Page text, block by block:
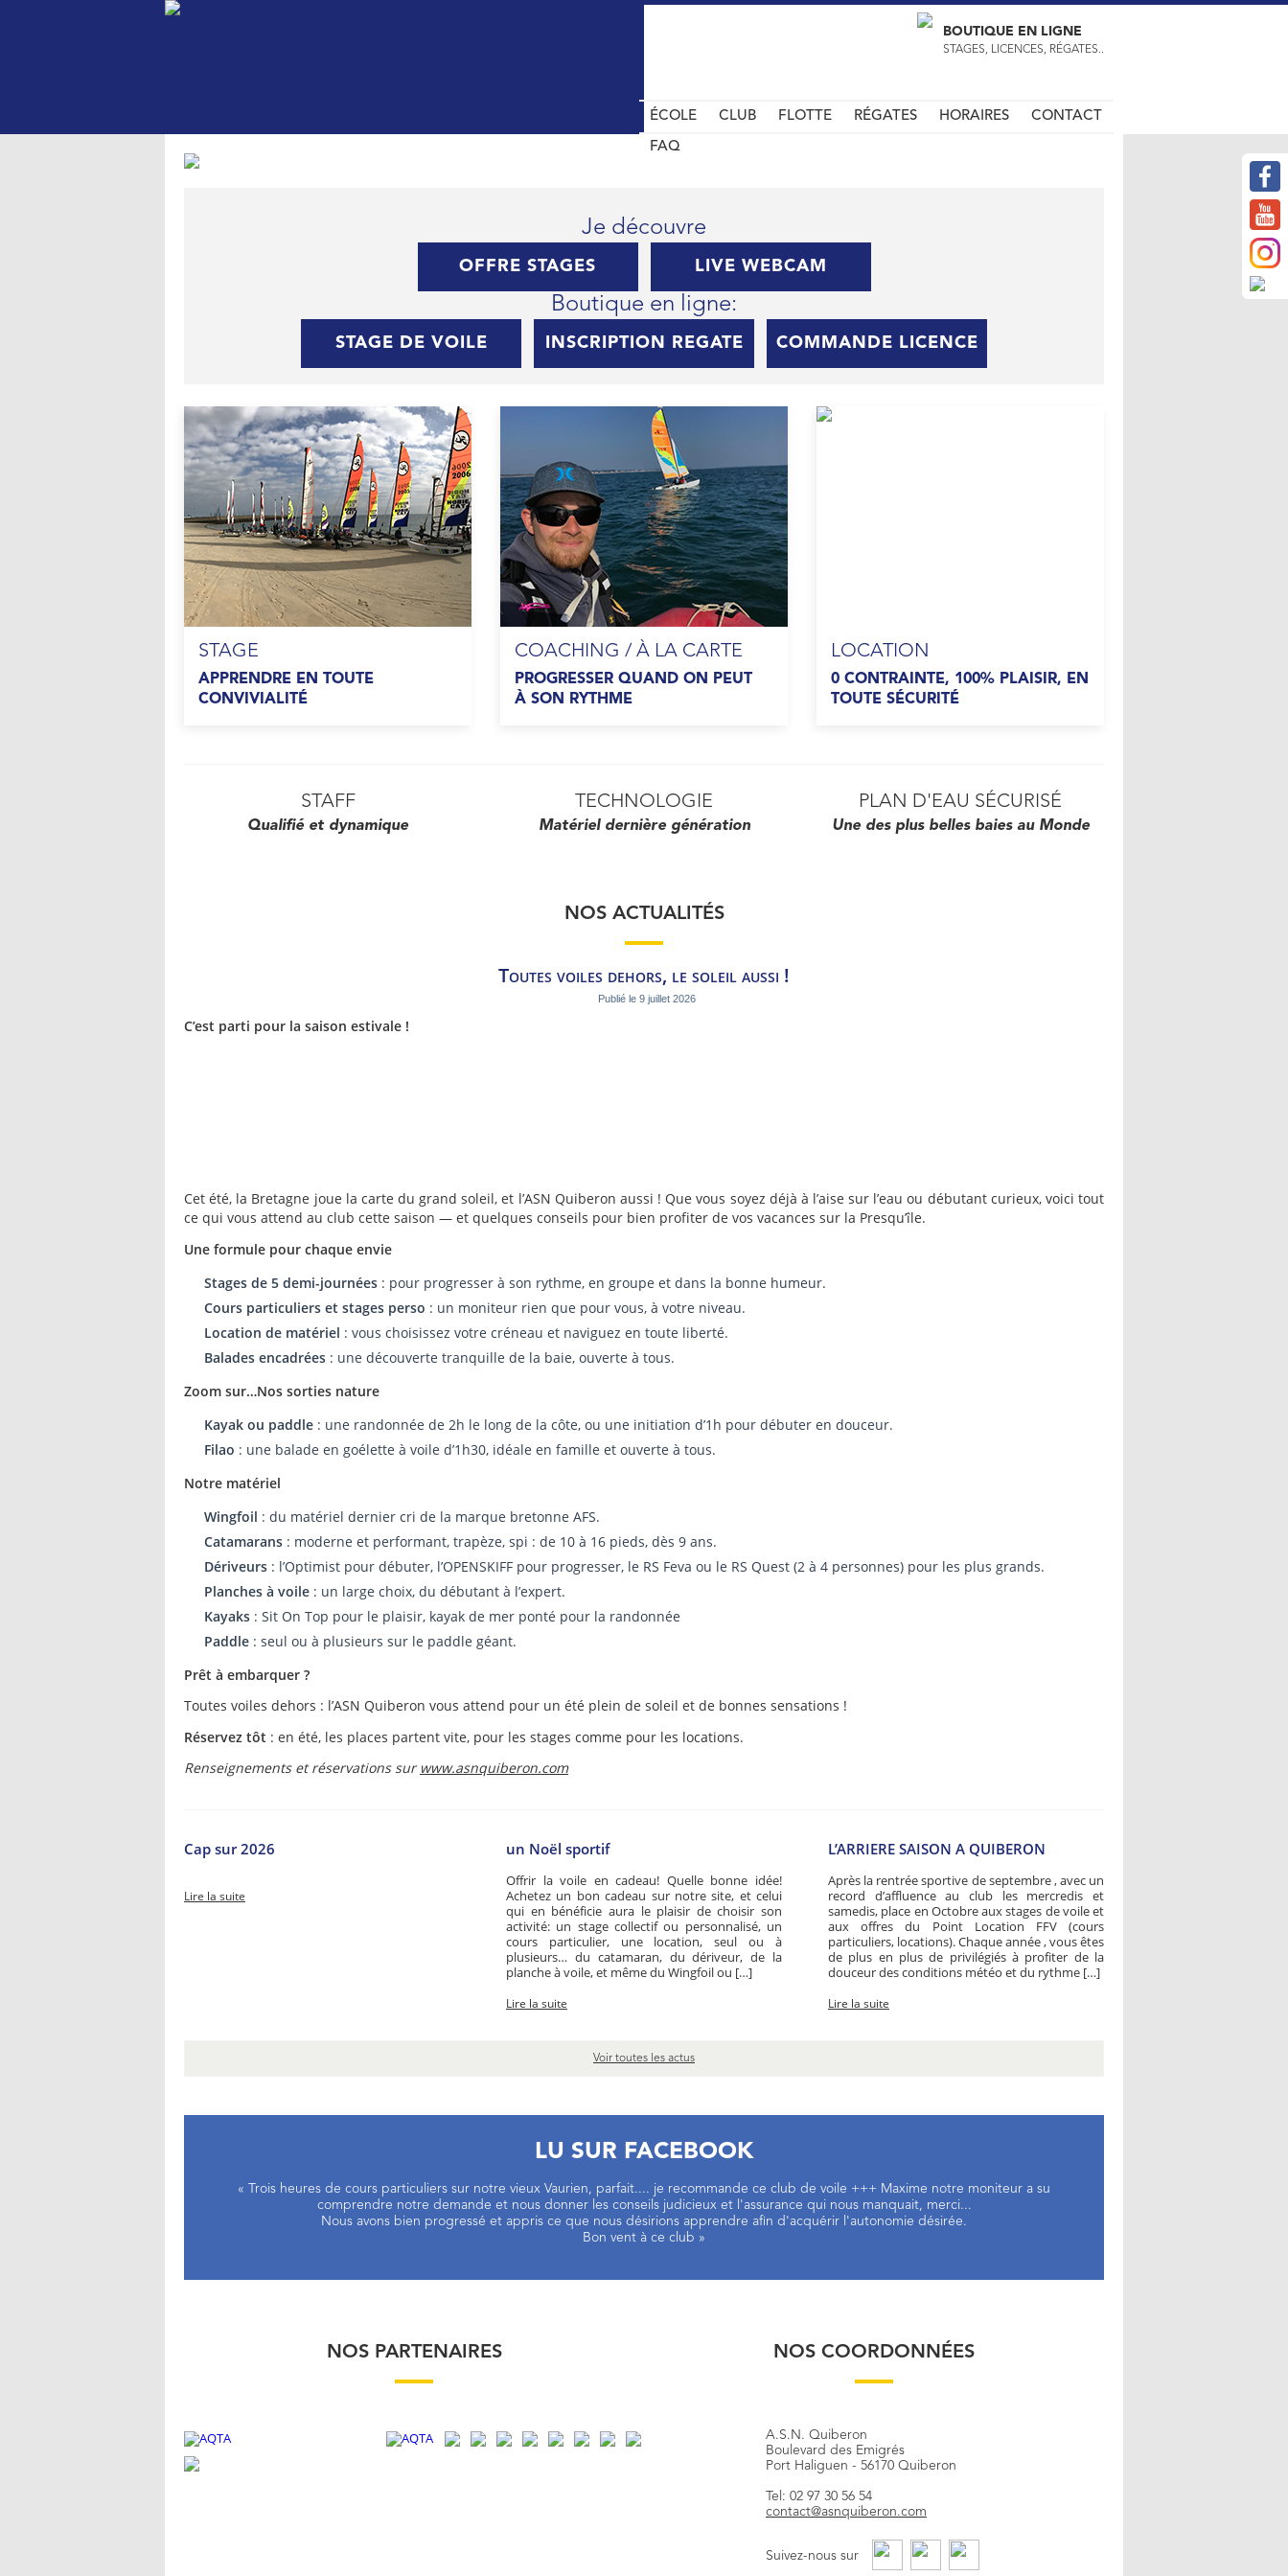
BOUTIQUE EN LIGNE
STAGES, LICENCES, RÉGATES..
ÉCOLE CLUB FLOTTE RÉGATES HORAIRES CONTACT
FAQ
Je découvre
OFFRE STAGES LIVE WEBCAM
Boutique en ligne:
STAGE DE VOILE INSCRIPTION REGATE COMMANDE LICENCE
STAGE
APPRENDRE EN TOUTE
CONVIVIALITÉ
COACHING / À LA CARTE
PROGRESSER QUAND ON PEUT
À SON RYTHME
LOCATION
0 CONTRAINTE, 100% PLAISIR, EN
TOUTE SÉCURITÉ
STAFF
Qualifié et dynamique
TECHNOLOGIE
Matériel dernière génération
PLAN D'EAU SÉCURISÉ
Une des plus belles baies au Monde
NOS ACTUALITÉS
Toutes voiles dehors, le soleil aussi !
Publié le 9 juillet 2026
C’est parti pour la saison estivale !
Cet été, la Bretagne joue la carte du grand soleil, et l’ASN Quiberon aussi ! Que vous soyez déjà à l’aise sur l’eau ou débutant curieux, voici tout
ce qui vous attend au club cette saison — et quelques conseils pour bien profiter de vos vacances sur la Presqu’île.
Une formule pour chaque envie
Stages de 5 demi-journées : pour progresser à son rythme, en groupe et dans la bonne humeur.
Cours particuliers et stages perso : un moniteur rien que pour vous, à votre niveau.
Location de matériel : vous choisissez votre créneau et naviguez en toute liberté.
Balades encadrées : une découverte tranquille de la baie, ouverte à tous.
Zoom sur…Nos sorties nature
Kayak ou paddle : une randonnée de 2h le long de la côte, ou une initiation d’1h pour débuter en douceur.
Filao : une balade en goélette à voile d’1h30, idéale en famille et ouverte à tous.
Notre matériel
Wingfoil : du matériel dernier cri de la marque bretonne AFS.
Catamarans : moderne et performant, trapèze, spi : de 10 à 16 pieds, dès 9 ans.
Dériveurs : l’Optimist pour débuter, l’OPENSKIFF pour progresser, le RS Feva ou le RS Quest (2 à 4 personnes) pour les plus grands.
Planches à voile : un large choix, du débutant à l’expert.
Kayaks : Sit On Top pour le plaisir, kayak de mer ponté pour la randonnée
Paddle : seul ou à plusieurs sur le paddle géant.
Prêt à embarquer ?
Toutes voiles dehors : l’ASN Quiberon vous attend pour un été plein de soleil et de bonnes sensations !
Réservez tôt : en été, les places partent vite, pour les stages comme pour les locations.
Renseignements et réservations sur www.asnquiberon.com
Cap sur 2026
Lire la suite
un Noël sportif
Offrir la voile en cadeau! Quelle bonne idée!
Achetez un bon cadeau sur notre site, et celui
qui en bénéficie aura le plaisir de choisir son
activité: un stage collectif ou personnalisé, un
cours particulier, une location, seul ou à
plusieurs… du catamaran, du dériveur, de la
planche à voile, et même du Wingfoil ou […]
Lire la suite
L’ARRIERE SAISON A QUIBERON
Après la rentrée sportive de septembre , avec un
record d’affluence au club les mercredis et
samedis, place en Octobre aux stages de voile et
aux offres du Point Location FFV (cours
particuliers, locations). Chaque année , vous êtes
de plus en plus de privilégiés à profiter de la
douceur des conditions météo et du rythme […]
Lire la suite
Voir toutes les actus
LU SUR FACEBOOK
« Trois heures de cours particuliers sur notre vieux Vaurien, parfait.... je recommande ce club de voile +++ Maxime notre moniteur a su
comprendre notre demande et nous donner les conseils judicieux et l'assurance qui nous manquait, merci...
Nous avons bien progressé et appris ce que nous désirions apprendre afin d'acquérir l'autonomie désirée.
Bon vent à ce club »
NOS PARTENAIRES NOS COORDONNÉES
A.S.N. Quiberon
Boulevard des Emigrés
Port Haliguen - 56170 Quiberon
Tel: 02 97 30 56 54
contact@asnquiberon.com
Suivez-nous sur